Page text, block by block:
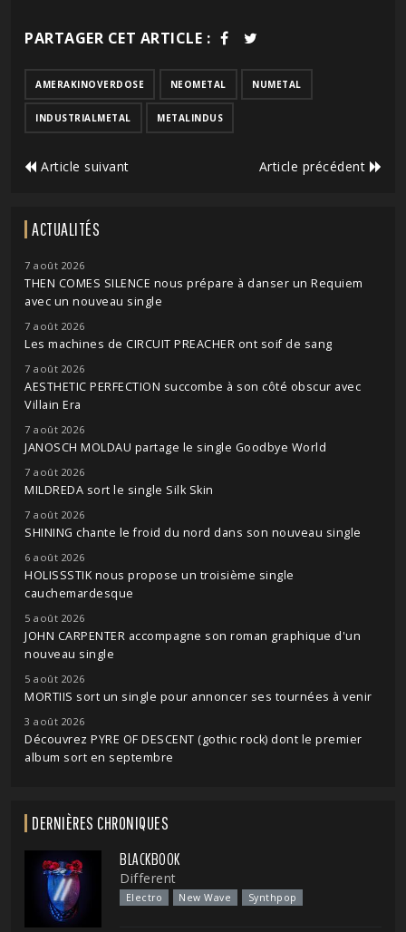
PARTAGER CET ARTICLE :
AMERAKINOVERDOSE NEOMETAL NUMETAL
INDUSTRIALMETAL METALINDUS
Article suivant Article précédent
ACTUALITÉS
7 août 2026
THEN COMES SILENCE nous prépare à danser un Requiem
avec un nouveau single
7 août 2026
Les machines de CIRCUIT PREACHER ont soif de sang
7 août 2026
AESTHETIC PERFECTION succombe à son côté obscur avec
Villain Era
7 août 2026
JANOSCH MOLDAU partage le single Goodbye World
7 août 2026
MILDREDA sort le single Silk Skin
7 août 2026
SHINING chante le froid du nord dans son nouveau single
6 août 2026
HOLISSSTIK nous propose un troisième single
cauchemardesque
5 août 2026
JOHN CARPENTER accompagne son roman graphique d'un
nouveau single
5 août 2026
MORTIIS sort un single pour annoncer ses tournées à venir
3 août 2026
Découvrez PYRE OF DESCENT (gothic rock) dont le premier
album sort en septembre
DERNIÈRES CHRONIQUES
BLACKBOOK
Different
Electro New Wave Synthpop